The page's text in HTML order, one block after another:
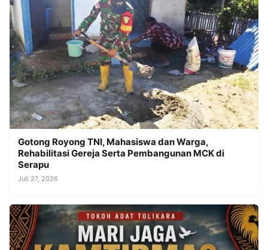
Gotong Royong TNI, Mahasiswa dan Warga,
Rehabilitasi Gereja Serta Pembangunan MCK di
Serapu
Juli 27, 2026